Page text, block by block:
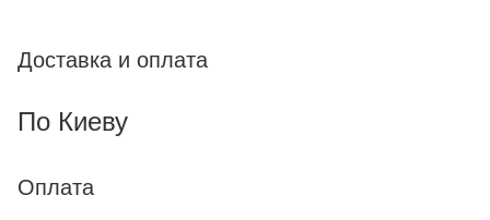
Доставка и оплата
По Киеву
Оплата